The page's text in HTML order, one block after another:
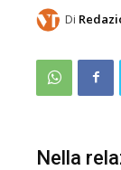
Di
Nella